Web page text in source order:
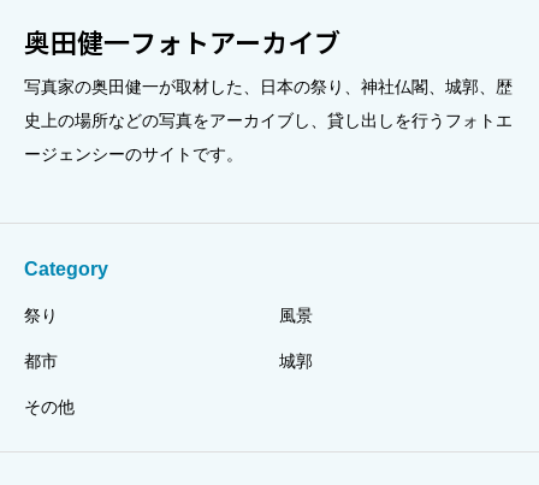
奥田健一フォトアーカイブ
写真家の奥田健一が取材した、日本の祭り、神社仏閣、城郭、歴
史上の場所などの写真をアーカイブし、貸し出しを行うフォトエ
ージェンシーのサイトです。
Category
祭り 風景
都市 城郭
その他